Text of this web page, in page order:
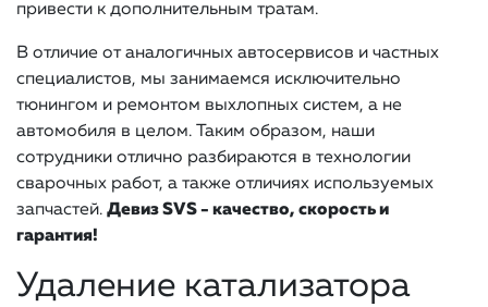
привести к дополнительным тратам.
В отличие от аналогичных автосервисов и частных
специалистов, мы занимаемся исключительно
тюнингом и ремонтом выхлопных систем, а не
автомобиля в целом. Таким образом, наши
сотрудники отлично разбираются в технологии
сварочных работ, а также отличиях используемых
запчастей. Девиз SVS - качество, скорость и
гарантия!
Удаление катализатора